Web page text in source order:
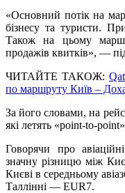
«Основний потік на
бізнесу та туристи.
Також на цьому
продажів квитків», —
ЧИТАЙТЕ ТАКОЖ:
по маршруту Київ –
За його словами, на
які летять «point-to-
Говорячи про
значну різницю між
Києві в середньому
Таллінні — EUR7.